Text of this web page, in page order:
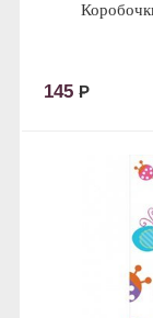
145 Р